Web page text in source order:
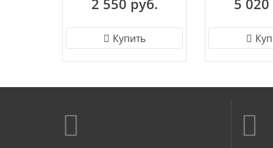
20W4K-W
2 550 руб.
Купить
Vuoro TR029-
5 020